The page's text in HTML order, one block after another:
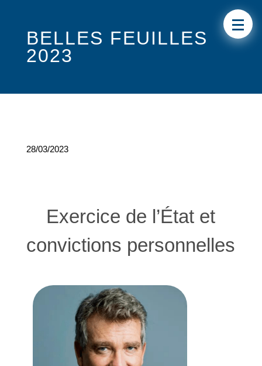
BELLES FEUILLES
2023
28/03/2023
Exercice de l’État et
convictions personnelles